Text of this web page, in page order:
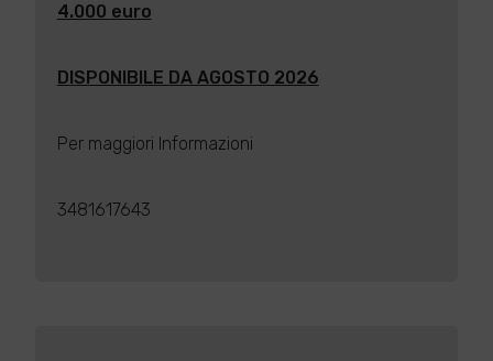
4.000 euro
DISPONIBILE DA AGOSTO 2026
Per maggiori Informazioni
3481617643